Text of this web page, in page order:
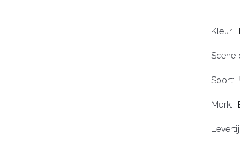
Kleur
Scene
Soort
Merk